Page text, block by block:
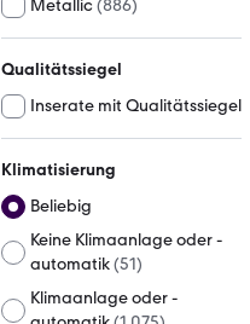
Metallic(886)
Qualitätssiegel
Inserate mit Qualitätssiegel
Klimatisierung
Beliebig
Keine Klimaanlage oder -
automatik(51)
Klimaanlage oder -